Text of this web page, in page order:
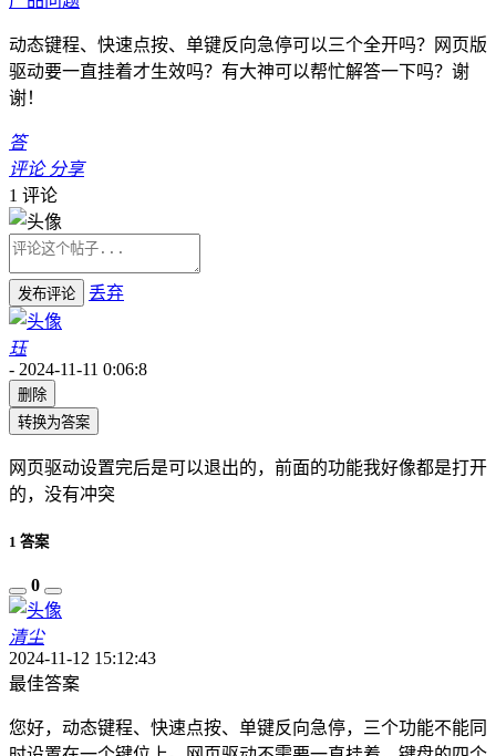
动态键程、快速点按、单键反向急停可以三个全开吗？网页版
驱动要一直挂着才生效吗？有大神可以帮忙解答一下吗？谢
谢！
答
评论 分享
1 评论
发布评论 丢弃
珏
- 2024-11-11 0:06:8
删除
转换为答案
网页驱动设置完后是可以退出的，前面的功能我好像都是打开
的，没有冲突
1 答案
0
清尘
2024-11-12 15:12:43
最佳答案
您好， 动态键程、快速点按、单键反向急停，三个功能不能同